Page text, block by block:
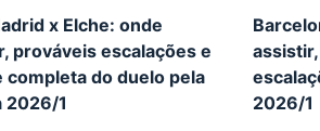
x Elche: onde
prováveis escalações e
completa do duelo pela
2026/1
2026/1